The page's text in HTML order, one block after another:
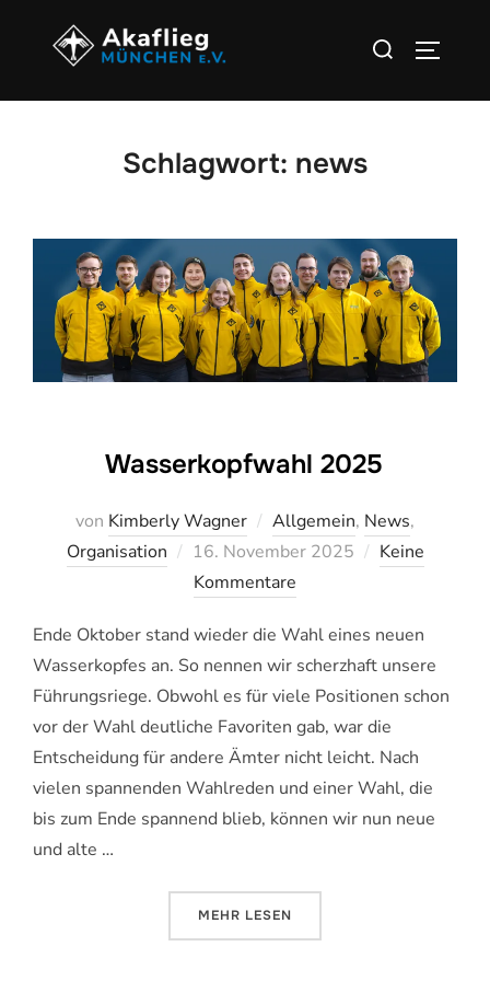
Inhalten
Suchen
Schlagwort: news
Wasserkopfwahl 2025
von Kimberly Wagner Allgemein, News,
Organisation
Veröffentlicht
am
16. November 2025
Keine
Kommentare
Ende Oktober stand wieder die Wahl eines neuen
Wasserkopfes an. So nennen wir scherzhaft unsere
Führungsriege. Obwohl es für viele Positionen schon
vor der Wahl deutliche Favoriten gab, war die
Entscheidung für andere Ämter nicht leicht. Nach
vielen spannenden Wahlreden und einer Wahl, die
bis zum Ende spannend blieb, können wir nun neue
und alte …
MEHR ÜBER „WASSERKOPFWAHL 2025“
LESEN